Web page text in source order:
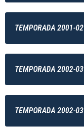
TEMPORADA 2001-02
TEMPORADA 2002-03
TEMPORADA 2002-03